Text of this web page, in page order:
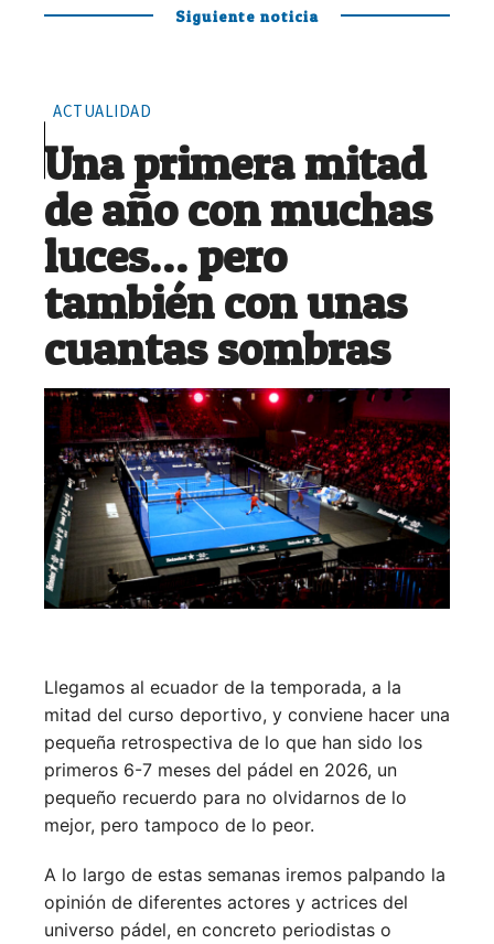
Siguiente noticia
ACTUALIDAD
Una primera mitad
de año con muchas
luces… pero
también con unas
cuantas sombras
Llegamos al ecuador de la temporada, a la
mitad del curso deportivo, y conviene hacer una
pequeña retrospectiva de lo que han sido los
primeros 6-7 meses del pádel en 2026, un
pequeño recuerdo para no olvidarnos de lo
mejor, pero tampoco de lo peor.
A lo largo de estas semanas iremos palpando la
opinión de diferentes actores y actrices del
universo pádel, en concreto periodistas o